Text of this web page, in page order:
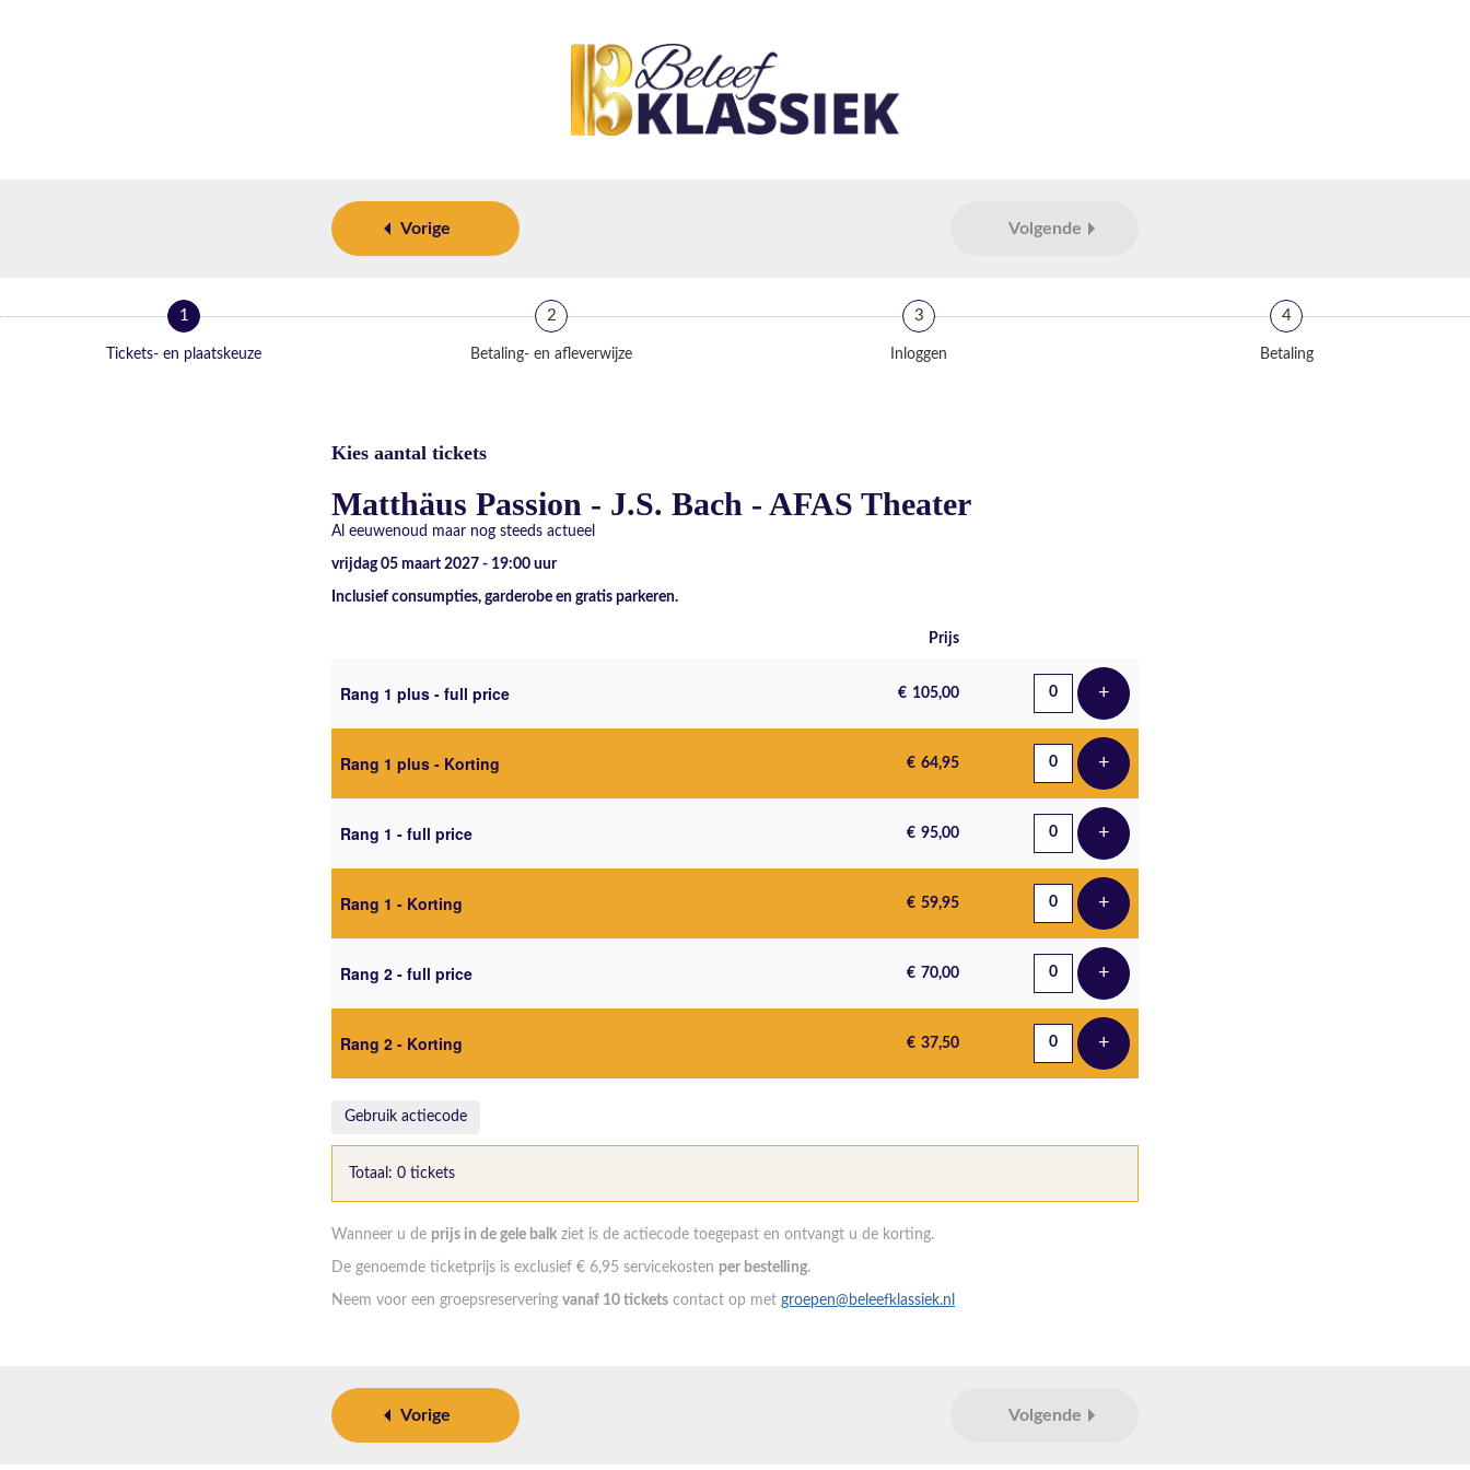
Vorige Volgende
1
Tickets- en plaatskeuze
2
Betaling- en afleverwijze
3
Inloggen
4
Betaling
Kies aantal tickets
Matthäus Passion - J.S. Bach - AFAS Theater
Al eeuwenoud maar nog steeds actueel
vrijdag 05 maart 2027 - 19:00 uur
Inclusief consumpties, garderobe en gratis parkeren.
Prijs
Rang 1 plus - full price € 105,00 +Voeg ticket toe
Rang 1 plus - Korting € 64,95 +Voeg ticket toe
Rang 1 - full price € 95,00 +Voeg ticket toe
Rang 1 - Korting € 59,95 +Voeg ticket toe
Rang 2 - full price € 70,00 +Voeg ticket toe
Rang 2 - Korting € 37,50 +Voeg ticket toe
Gebruik actiecode
Totaal: 0 tickets
Wanneer u de prijs in de gele balk ziet is de actiecode toegepast en ontvangt u de korting.
De genoemde ticketprijs is exclusief € 6,95 servicekosten per bestelling.
Neem voor een groepsreservering vanaf 10 tickets contact op met groepen@beleefklassiek.nl
Vorige Volgende